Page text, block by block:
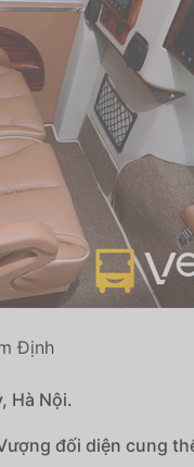
Định
Hà Nội.
đối diện cung